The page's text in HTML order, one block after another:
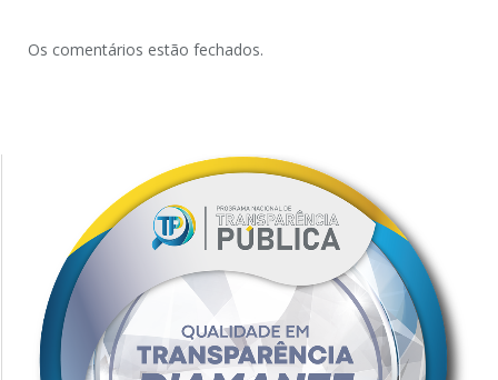
Os comentários estão fechados.